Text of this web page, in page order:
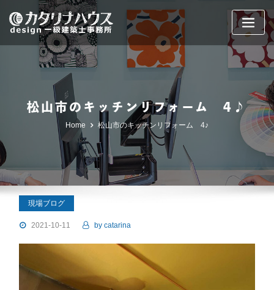
content
松山市のキッチンリフォーム 4♪
Home 松山市のキッチンリフォーム 4♪
現場ブログ
2021-10-11 by catarina